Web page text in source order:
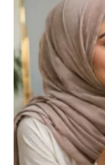
bekuan darah